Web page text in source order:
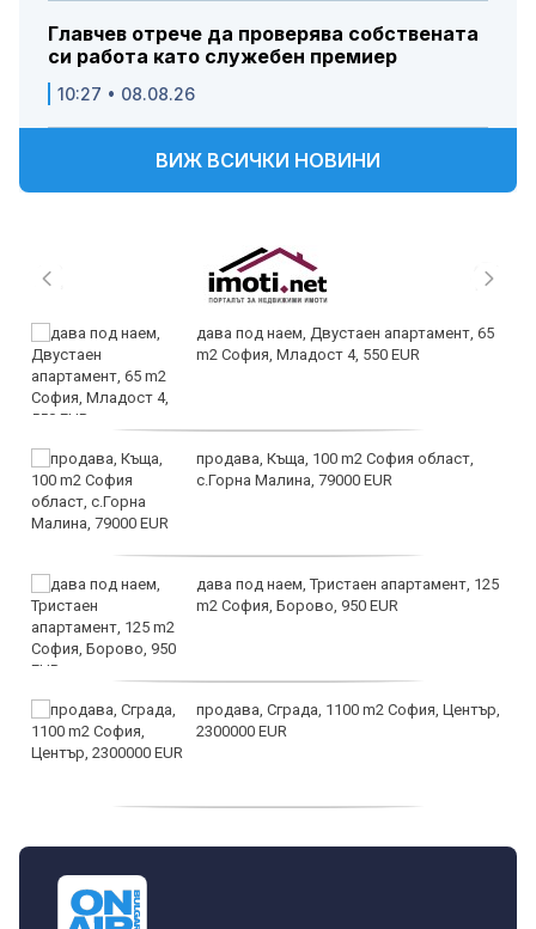
Главчев отрече да проверява собствената
си работа като служебен премиер
10:27 • 08.08.26
ВИЖ ВСИЧКИ НОВИНИ
дава под наем, Двустаен апартамент, 65
m2 София, Младост 4, 550 EUR
продава, Къща, 100 m2 София област,
с.Горна Малина, 79000 EUR
дава под наем, Тристаен апартамент, 125
m2 София, Борово, 950 EUR
продава, Сграда, 1100 m2 София, Център,
2300000 EUR